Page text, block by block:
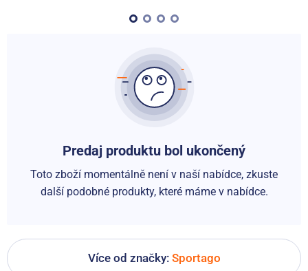
Predaj produktu bol ukončený
Toto zboží momentálně není v naší nabídce, zkuste
další podobné produkty, které máme v nabídce.
Více od značky: Sportago